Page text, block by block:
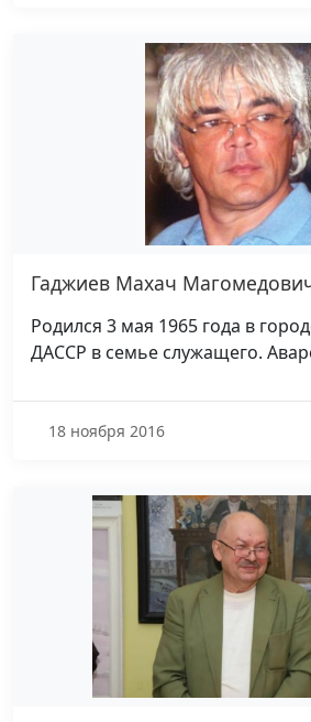
Гаджиев Махач
Родился 3 мая 1965 года в
ДАССР в семье служащего.
18 ноября 2016